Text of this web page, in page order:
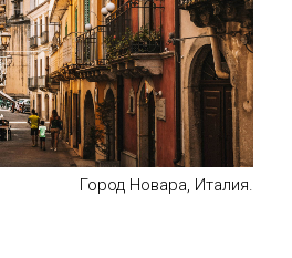
Город Новара, Италия.